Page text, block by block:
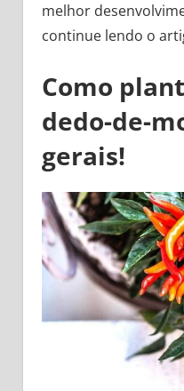
melhor
continue lendo o
Como
dedo-de-
gerais!